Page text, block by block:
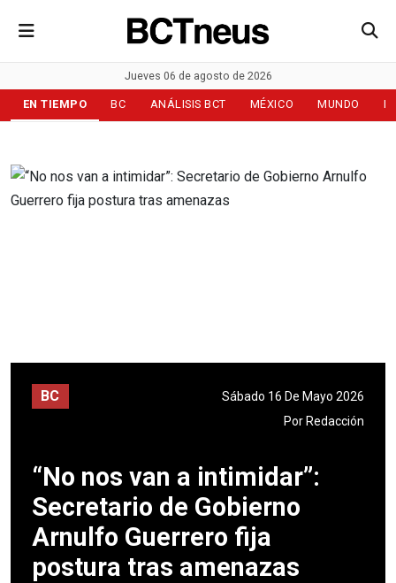
Jueves 06 de agosto de 2026
EN TIEMPO BC ANÁLISIS BCT MÉXICO MUNDO
BC
Sábado 16 De Mayo 2026
Por Redacción
“No nos van a intimidar”:
Secretario de Gobierno
Arnulfo Guerrero fija
postura tras amenazas